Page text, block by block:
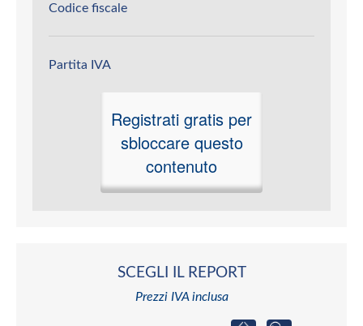
Codice fiscale
Partita IVA
Registrati gratis per
sbloccare questo
contenuto
SCEGLI IL REPORT
Prezzi IVA inclusa